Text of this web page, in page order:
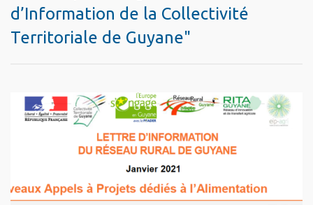
d’Information de la Collectivité
Territoriale de Guyane"